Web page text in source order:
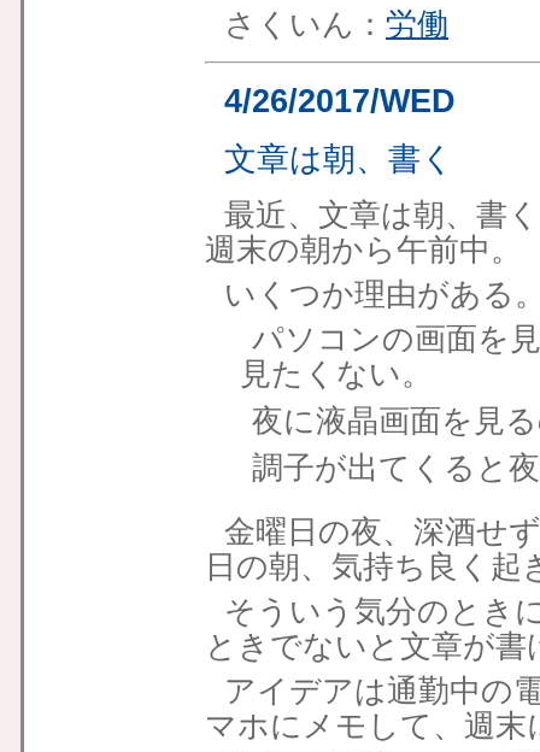
さくいん： 労働
4/26/2017/WED
文章は朝、書く
最近、文章は朝、書
週末の朝から午前中。
いくつか理由がある
パソコンの画面を
見たくない。
夜に液晶画面を見
調子が出てくると
金曜日の夜、深酒せ
日の朝、気持ち良く起
そういう気分のとき
ときでないと文章が書
アイデアは通勤中の
マホにメモして、週末